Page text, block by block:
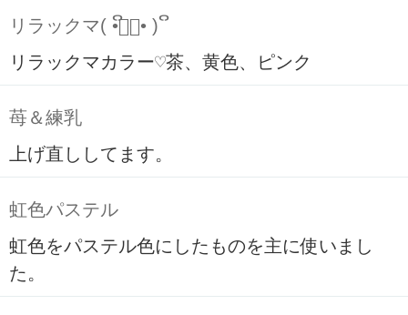
リラックマ( ິ•ᆺ⃘• )ິ
リラックマカラー♡茶、黄色、ピンク
苺＆練乳
上げ直ししてます。
虹色パステル
虹色をパステル色にしたものを主に使いまし
た。